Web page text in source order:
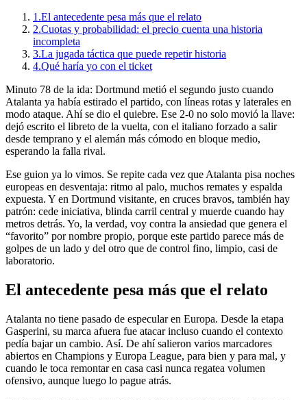
1.El antecedente pesa más que el relato
2.Cuotas y probabilidad: el precio cuenta una historia
incompleta
3.La jugada táctica que puede repetir historia
4.Qué haría yo con el ticket
Minuto 78 de la ida: Dortmund metió el segundo justo cuando
Atalanta ya había estirado el partido, con líneas rotas y laterales en
modo ataque. Ahí se dio el quiebre. Ese 2-0 no solo movió la llave:
dejó escrito el libreto de la vuelta, con el italiano forzado a salir
desde temprano y el alemán más cómodo en bloque medio,
esperando la falla rival.
Ese guion ya lo vimos. Se repite cada vez que Atalanta pisa noches
europeas en desventaja: ritmo al palo, muchos remates y espalda
expuesta. Y en Dortmund visitante, en cruces bravos, también hay
patrón: cede iniciativa, blinda carril central y muerde cuando hay
metros detrás. Yo, la verdad, voy contra la ansiedad que genera el
“favorito” por nombre propio, porque este partido parece más de
golpes de un lado y del otro que de control fino, limpio, casi de
laboratorio.
El antecedente pesa más que el relato
Atalanta no tiene pasado de especular en Europa. Desde la etapa
Gasperini, su marca afuera fue atacar incluso cuando el contexto
pedía bajar un cambio. Así. De ahí salieron varios marcadores
abiertos en Champions y Europa League, para bien y para mal, y
cuando le toca remontar en casa casi nunca regatea volumen
ofensivo, aunque luego lo pague atrás.